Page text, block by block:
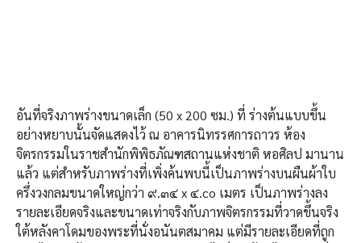
อันที่จริงภาพร่างขนาดเล็ก (50 x 200 ซม.) ที่ ร่างต้นแบบขึ้น
อย่างหยาบนั้นจัดแสดงไว้ ณ อาคารนิทรรศการถาวร ห้อง
จิตรกรรมในราชสํานักพิพิธภัณฑสถานแห่งชาติ หอศิลป มานาน
แล้ว แต่สําหรับภาพร่างที่เพิ่งค้นพบนี้เป็นภาพร่างบนผืนผ้าใบ
ครึ่งวงกลมขนาดใหญ่กว่า ๙.๓๔ x ๔.co เมตร เป็นภาพร่างลง
รายละเอียดจริงและขนาดเท่าจริงกับภาพจิตรกรรมที่วาดขึ้นจริง
ใต้หลังคาโดมของพระที่นั่งอนันตสมาคม แต่มีรายละเอียดที่ถูก